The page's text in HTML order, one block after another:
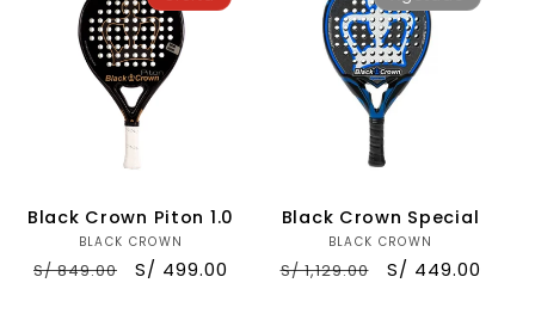
Black Crown Piton 1.0
Proveedor:
BLACK CROWN
Precio
S/ 849.00
Precio
S/ 499.00
Black Crown Special
Proveedor:
BLACK CROWN
Precio
S/ 1,129.00
Precio
S/ 449.00